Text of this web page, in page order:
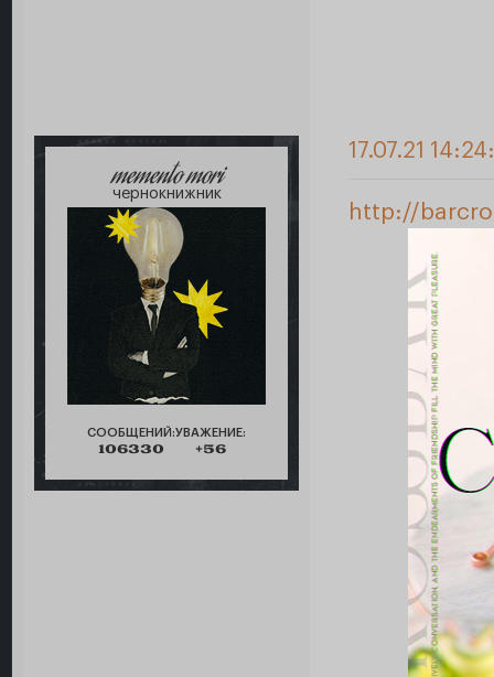
memento mori
чернокнижник
СООБЩЕНИЙ:
106330
УВАЖЕНИЕ:
+56
17.07.21
http://